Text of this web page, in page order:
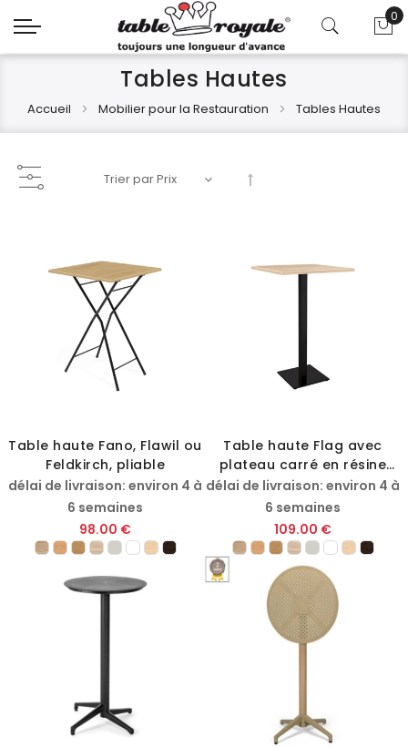
0
Tables Hautes
Accueil Mobilier pour la Restauration Tables Hautes
décroissant
Table haute Fano, Flawil ou
Feldkirch, pliable
délai de livraison: environ 4 à
6 semaines
98.00 €
Table haute Flag avec
plateau carré en résine
mélaminée
délai de livraison: environ 4 à
6 semaines
109.00 €